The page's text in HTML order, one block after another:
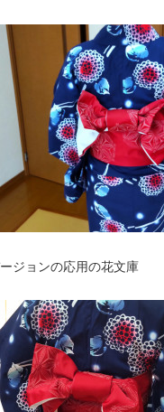
ジョンの応用の花文庫